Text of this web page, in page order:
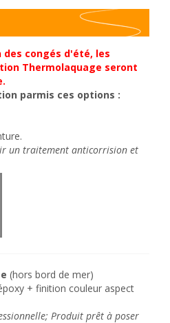
congés d'été, les
Thermolaquage seront
parmis ces options :
un traitement anticorrision et
(hors bord de mer)
+ finition couleur aspect
Produit prêt à poser